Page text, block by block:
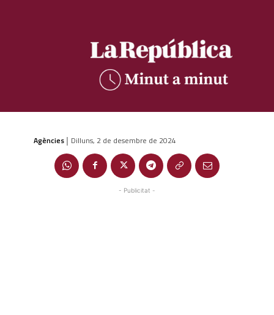
Agències | Dilluns, 2 de desembre de 2024
- Publicitat -